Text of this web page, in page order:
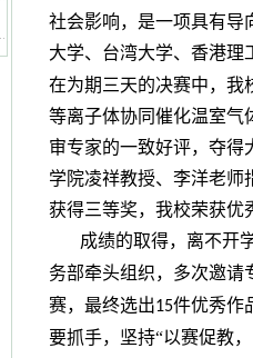
社会影响，是一项具有导
大学、台湾大学、香港理
在为期三天的决赛中，我
等离子体协同催化温室气
审专家的一致好评，夺得
学院凌祥教授、李洋老师
获得三等奖，我校荣获优
成绩的取得，离不开
务部牵头组织，多次邀请
赛，最终选出15件优秀作
要抓手，坚持“以赛促教